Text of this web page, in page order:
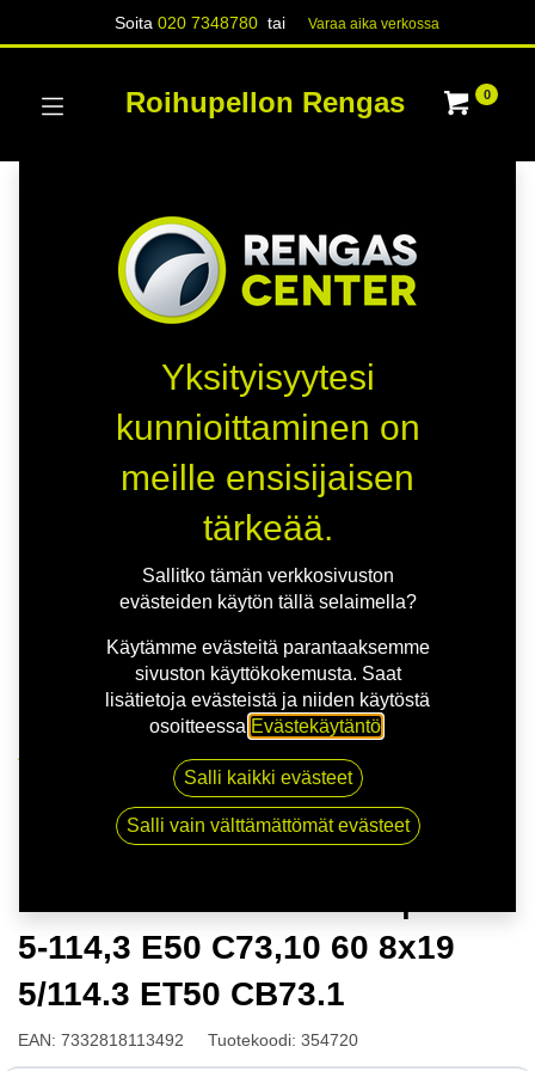
Soita020 7348780 tai Varaa aika verk​​​​ossa
Roihupellon Rengas 0
NITRO APEX FF G.GUN | 8X19 5-114,3 E50 C73,10 60
8x19 5/114.3 ET50 CB73.1
5-114,3 E50 C73,10 60 8x19
5/114.3 ET50 CB73.1
EAN: 7332818113492 Tuotekoodi: 354720
Yksityisyytesi
kunnioittaminen on
meille ensisijaisen
tärkeää.
Sallitko tämän verkkosivuston
evästeiden käytön tällä selaimella?
Käytämme evästeitä parantaaksemme
sivuston käyttökokemusta. Saat
lisätietoja evästeistä ja niiden käytöstä
osoitteessa Evästekäytäntö
Salli kaikki evästeet
Salli vain välttämättömät evästeet